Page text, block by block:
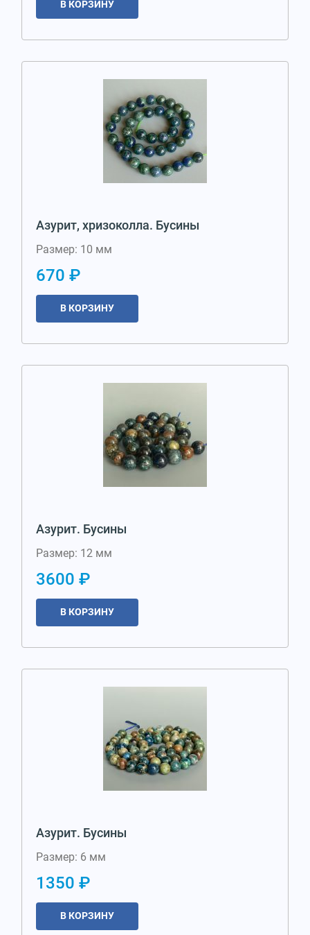
В КОРЗИНУ
Азурит, хризоколла. Бусины
Размер: 10 мм
670 ₽
В КОРЗИНУ
Азурит. Бусины
Размер: 12 мм
3600 ₽
В КОРЗИНУ
Азурит. Бусины
Размер: 6 мм
1350 ₽
В КОРЗИНУ